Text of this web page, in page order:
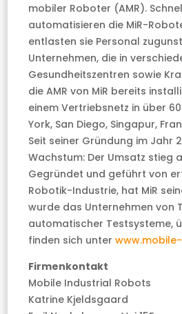
mobiler Roboter (AMR).
automatisieren die MiR-
entlasten sie Personal
Unternehmen, die in
Gesundheitszentren sowie
die AMR von MiR bereits
einem Vertriebsnetz in über
York, San Diego, Singapur,
Seit seiner Gründung im Jahr
Wachstum: Der Umsatz stieg
Gegründet und geführt von
Robotik-Industrie, hat MiR
wurde das Unternehmen von
automatischer Testsysteme,
finden sich unter
Firmenkontakt
Mobile Industrial Robots
Katrine Kjeldsgaard